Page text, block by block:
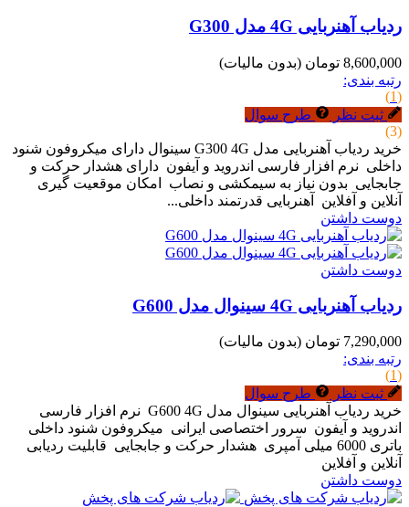
ردیاب آهنربایی 4G مدل G300
8,600,000 تومان
(بدون مالیات)
رتبه بندی:
(1)
ثبت نظر
طرح سوال
(3)
خرید ردیاب آهنربایی مدل G300 4G سینوال دارای میکروفون شنود
داخلی نرم افزار فارسی اندروید و آیفون دارای هشدار حرکت و
جابجایی بدون نیاز به سیمکشی و نصاب امکان موقعیت گیری
آنلاین و آفلاین آهنربایی قدرتمند داخلی...
دوست داشتن
دوست داشتن
ردیاب آهنربایی 4G سینوال مدل G600
7,290,000 تومان
(بدون مالیات)
رتبه بندی:
(1)
ثبت نظر
طرح سوال
خرید ردیاب آهنربایی سینوال مدل G600 4G نرم افزار فارسی
اندروید و آیفون سرور اختصاصی ایرانی میکروفون شنود داخلی
باتری 6000 میلی آمپری هشدار حرکت و جابجایی قابلیت ردیابی
آنلاین و آفلاین
دوست داشتن